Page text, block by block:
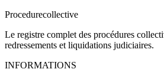
Procedurecollective
Le registre complet des procédures
redressements et liquidations judiciaires.
INFORMATIONS